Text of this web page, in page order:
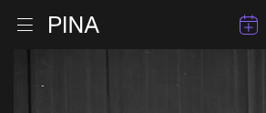
Menu öffnen